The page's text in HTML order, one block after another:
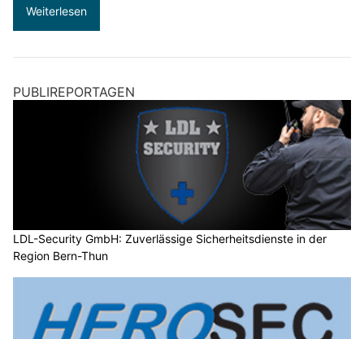
Weiterlesen
PUBLIREPORTAGEN
LDL-Security GmbH: Zuverlässige Sicherheitsdienste in der
Region Bern-Thun